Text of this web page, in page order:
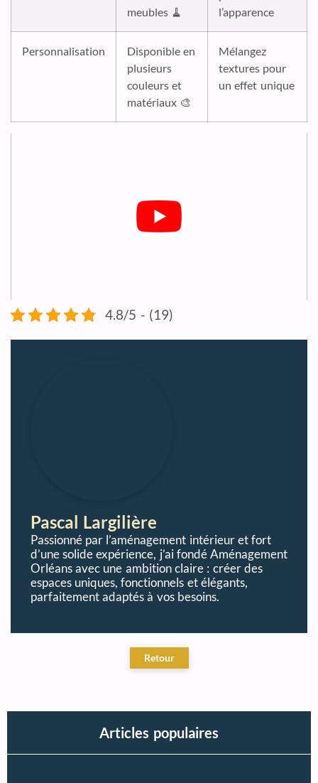
meubles 🧹
l’apparence
Personnalisation
Disponible en
plusieurs
couleurs et
matériaux 🎨
Mélangez
textures pour
un effet unique
4.8/5 - (19)
Pascal Largilière
Passionné par l’aménagement intérieur et fort
d’une solide expérience, j’ai fondé Aménagement
Orléans avec une ambition claire : créer des
espaces uniques, fonctionnels et élégants,
parfaitement adaptés à vos besoins.
Articles populaires